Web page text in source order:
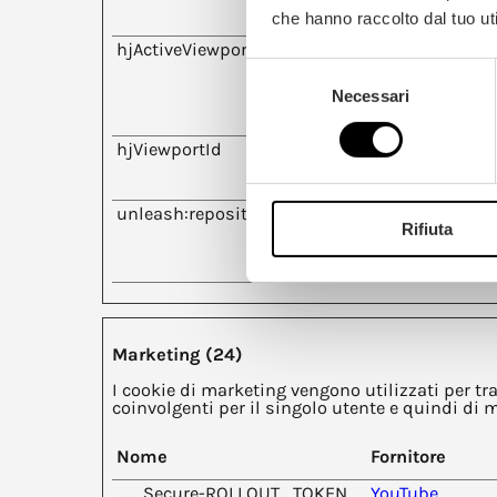
che hanno raccolto dal tuo
Necessari
Rifiuta
hjActiveViewportIds
hjViewportId Hotjar
unleash:repository:sessionId
Marketing (24)
I cookie di marketing vengono utilizzati per
coinvolgenti per il singolo utente e quindi di
Nome Fornitore